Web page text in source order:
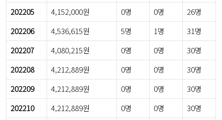
202205
4,152,000원 0명 0명
26명
202206
4,536,615원 5명 1명
31명
202207
4,080,215원 0명 0명
30명
202208
4,212,889원 0명 0명
30명
202209
4,212,889원 0명 0명
30명
202210
4,212,889원 0명 0명 30명